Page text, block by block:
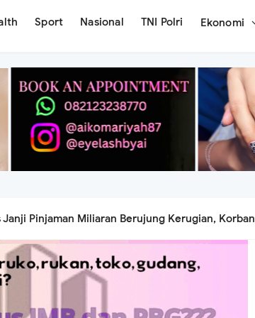
Sport Nasional TNI Polri Ekonomi
Janji Pinjaman Miliaran Berujung Kerugian, Korban